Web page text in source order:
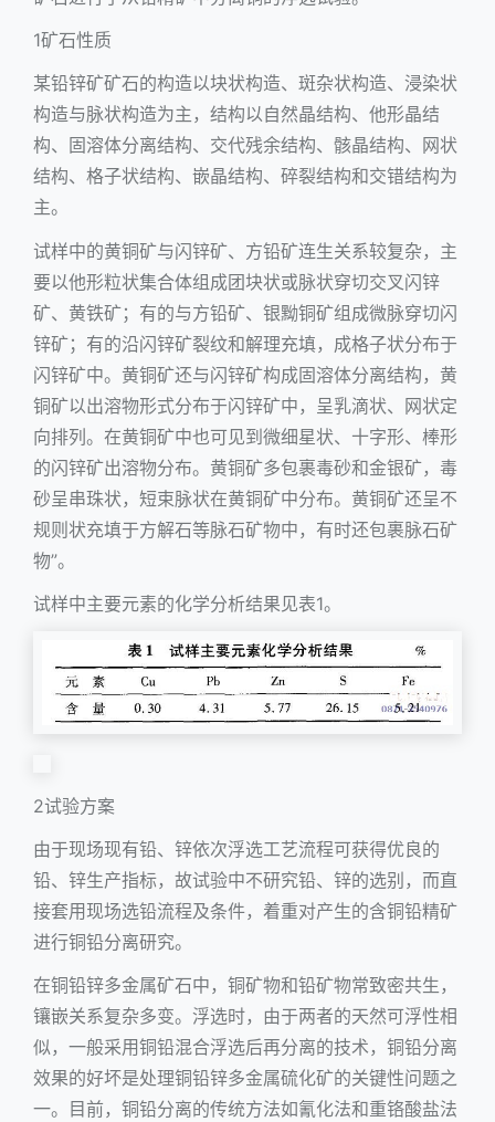
1矿石性质
某铅锌矿矿石的构造以块状构造、斑杂状构造、浸染状
构造与脉状构造为主，结构以自然晶结构、他形晶结
构、固溶体分离结构、交代残余结构、骸晶结构、网状
结构、格子状结构、嵌晶结构、碎裂结构和交错结构为
主。
试样中的黄铜矿与闪锌矿、方铅矿连生关系较复杂，主
要以他形粒状集合体组成团块状或脉状穿切交叉闪锌
矿、黄铁矿；有的与方铅矿、银黝铜矿组成微脉穿切闪
锌矿；有的沿闪锌矿裂纹和解理充填，成格子状分布于
闪锌矿中。黄铜矿还与闪锌矿构成固溶体分离结构，黄
铜矿以出溶物形式分布于闪锌矿中，呈乳滴状、网状定
向排列。在黄铜矿中也可见到微细星状、十字形、棒形
的闪锌矿出溶物分布。黄铜矿多包裹毒砂和金银矿，毒
砂呈串珠状，短束脉状在黄铜矿中分布。黄铜矿还呈不
规则状充填于方解石等脉石矿物中，有时还包裹脉石矿
物”。
试样中主要元素的化学分析结果见表1。
2试验方案
由于现场现有铅、锌依次浮选工艺流程可获得优良的
铅、锌生产指标，故试验中不研究铅、锌的选别，而直
接套用现场选铅流程及条件，着重对产生的含铜铅精矿
进行铜铅分离研究。
在铜铅锌多金属矿石中，铜矿物和铅矿物常致密共生，
镶嵌关系复杂多变。浮选时，由于两者的天然可浮性相
似，一般采用铜铅混合浮选后再分离的技术，铜铅分离
效果的好坏是处理铜铅锌多金属硫化矿的关键性问题之
一。目前，铜铅分离的传统方法如氰化法和重铬酸盐法